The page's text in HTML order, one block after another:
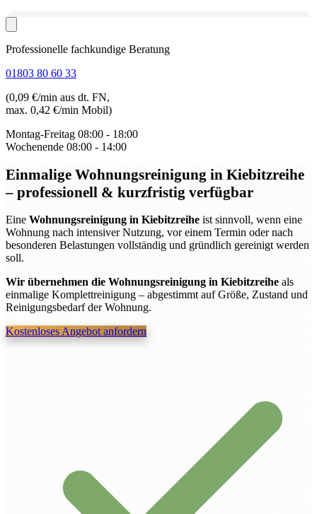
Professionelle fachkundige Beratung
01803 80 60 33
(0,09 €/min aus dt. FN,
max. 0,42 €/min Mobil)
Montag-Freitag 08:00 - 18:00
Wochenende 08:00 - 14:00
Einmalige Wohnungsreinigung in Kiebitzreihe
– professionell & kurzfristig verfügbar
Eine Wohnungsreinigung in Kiebitzreihe ist sinnvoll, wenn eine
Wohnung nach intensiver Nutzung, vor einem Termin oder nach
besonderen Belastungen vollständig und gründlich gereinigt werden
soll.
Wir übernehmen die Wohnungsreinigung in Kiebitzreihe als
einmalige Komplettreinigung – abgestimmt auf Größe, Zustand und
Reinigungsbedarf der Wohnung.
Kostenloses Angebot anfordern